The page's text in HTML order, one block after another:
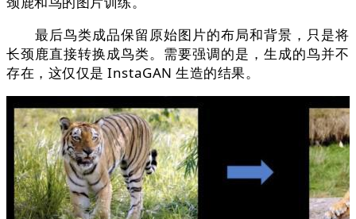
最后鸟类成品保留原始图片的布局和背景，只是将
长颈鹿直接转换成鸟类。需要强调的是，生成的鸟并不
存在，这仅仅是 InstaGAN 生造的结果。